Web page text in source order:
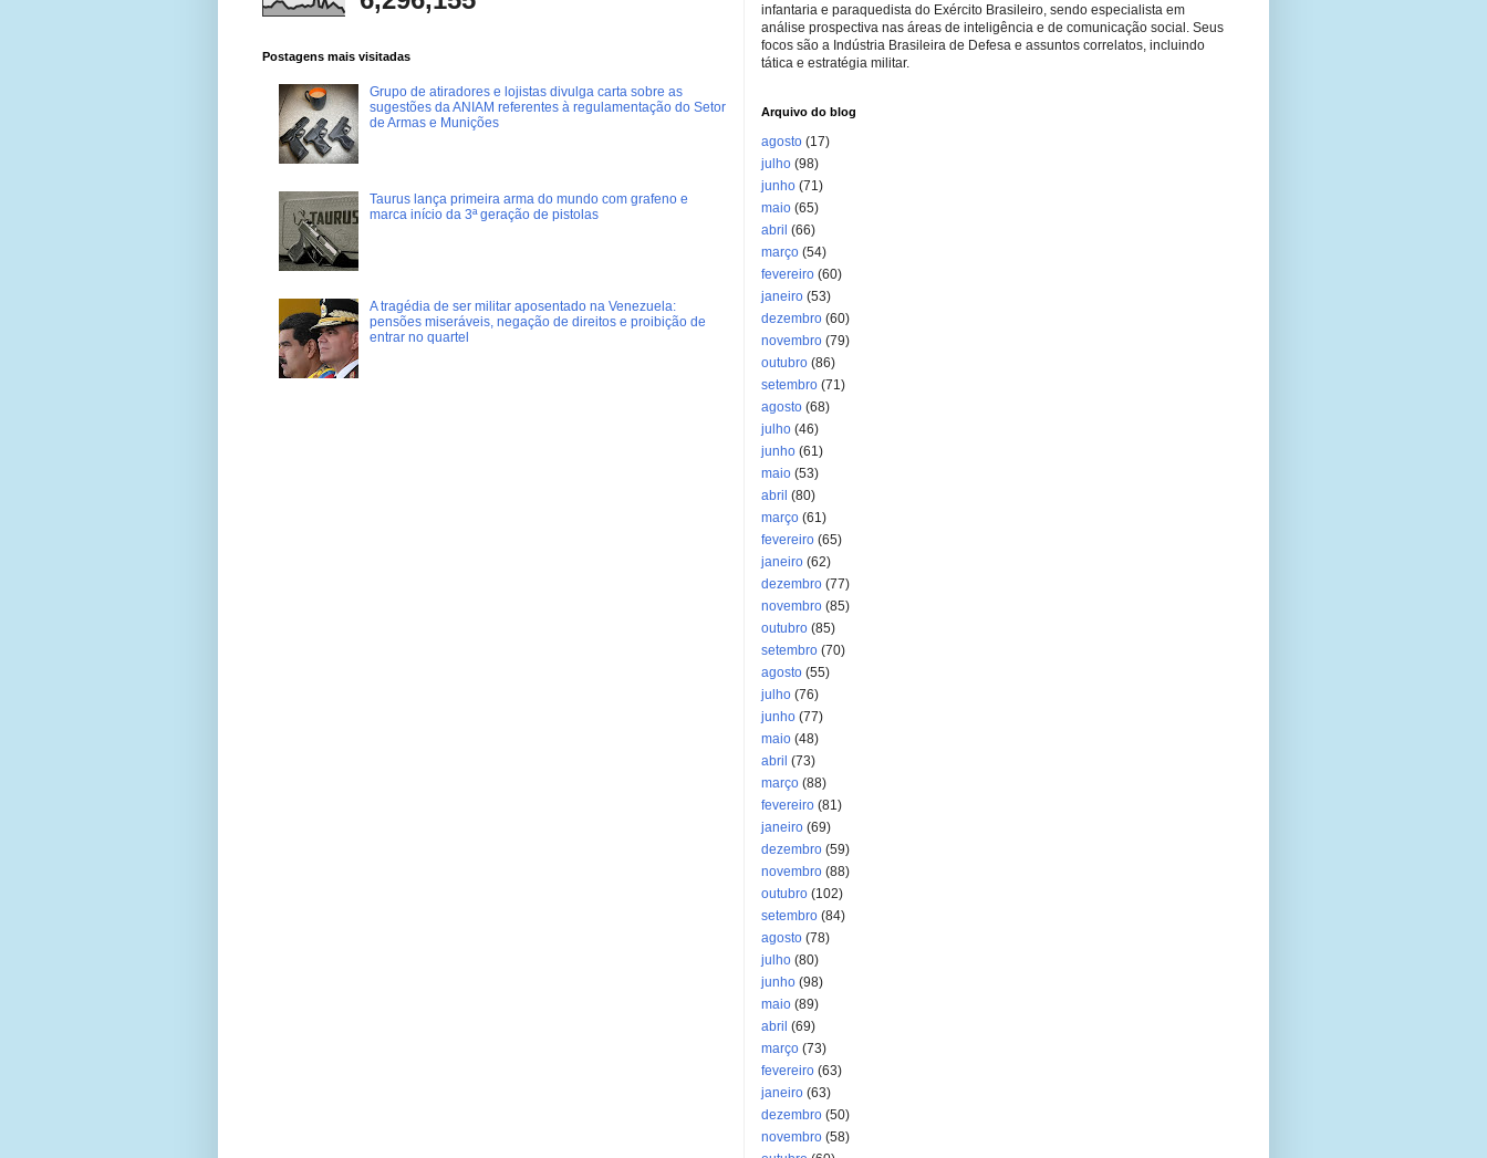
Postagens mais visitadas
Grupo de atiradores e lojistas divulga carta sobre as
sugestões da ANIAM referentes à regulamentação do Setor
de Armas e Munições
Taurus lança primeira arma do mundo com grafeno e
marca início da 3ª geração de pistolas
A tragédia de ser militar aposentado na Venezuela:
pensões miseráveis, negação de direitos e proibição de
entrar no quartel
infantaria e paraquedista do Exército Brasileiro, sendo especialista em
análise prospectiva nas áreas de inteligência e de comunicação social. Seus
focos são a Indústria Brasileira de Defesa e assuntos correlatos, incluindo
tática e estratégia militar.
Arquivo do blog
agosto (17)
julho (98)
junho (71)
maio (65)
abril (66)
março (54)
fevereiro (60)
janeiro (53)
dezembro (60)
novembro (79)
outubro (86)
setembro (71)
agosto (68)
julho (46)
junho (61)
maio (53)
abril (80)
março (61)
fevereiro (65)
janeiro (62)
dezembro (77)
novembro (85)
outubro (85)
setembro (70)
agosto (55)
julho (76)
junho (77)
maio (48)
abril (73)
março (88)
fevereiro (81)
janeiro (69)
dezembro (59)
novembro (88)
outubro (102)
setembro (84)
agosto (78)
julho (80)
junho (98)
maio (89)
abril (69)
março (73)
fevereiro (63)
janeiro (63)
dezembro (50)
novembro (58)